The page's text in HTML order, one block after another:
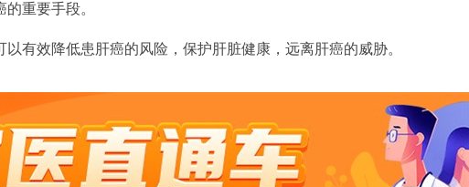
重要手段。
有效降低患肝癌的风险，保护肝脏健康，远离肝癌的威胁。